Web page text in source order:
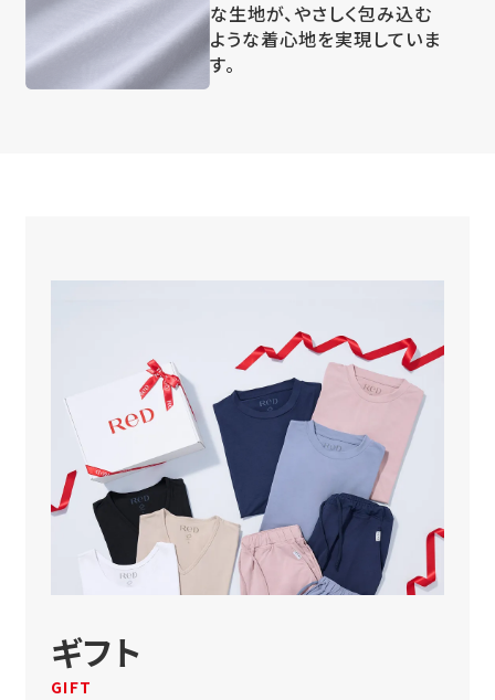
な生地が、やさしく包み込む
ような着心地を実現していま
す。
ギフト
GIFT